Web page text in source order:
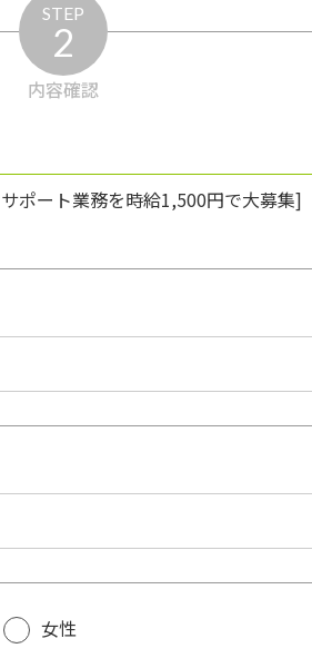
STEP
2
内容確認
ポート業務を時給1,500円で大募集]
女性